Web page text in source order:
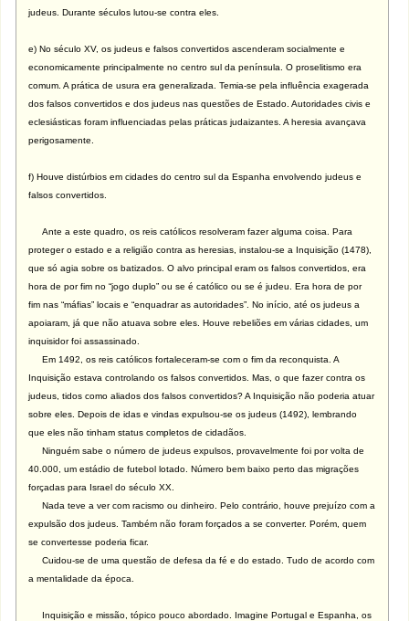
judeus. Durante séculos lutou-se contra eles.
e) No século XV, os judeus e falsos convertidos ascenderam socialmente e
economicamente principalmente no centro sul da península. O proselitismo era
comum. A prática de usura era generalizada. Temia-se pela influência exagerada
dos falsos convertidos e dos judeus nas questões de Estado. Autoridades civis e
eclesiásticas foram influenciadas pelas práticas judaizantes. A heresia avançava
perigosamente.
f) Houve distúrbios em cidades do centro sul da Espanha envolvendo judeus e
falsos convertidos.
Ante a este quadro, os reis católicos resolveram fazer alguma coisa. Para
proteger o estado e a religião contra as heresias, instalou-se a Inquisição (1478),
que só agia sobre os batizados. O alvo principal eram os falsos convertidos, era
hora de por fim no “jogo duplo” ou se é católico ou se é judeu. Era hora de por
fim nas “máfias” locais e “enquadrar as autoridades”. No início, até os judeus a
apoiaram, já que não atuava sobre eles. Houve rebeliões em várias cidades, um
inquisidor foi assassinado.
Em 1492, os reis católicos fortaleceram-se com o fim da reconquista. A
Inquisição estava controlando os falsos convertidos. Mas, o que fazer contra os
judeus, tidos como aliados dos falsos convertidos? A Inquisição não poderia atuar
sobre eles. Depois de idas e vindas expulsou-se os judeus (1492), lembrando
que eles não tinham status completos de cidadãos.
Ninguém sabe o número de judeus expulsos, provavelmente foi por volta de
40.000, um estádio de futebol lotado. Número bem baixo perto das migrações
forçadas para Israel do século XX.
Nada teve a ver com racismo ou dinheiro. Pelo contrário, houve prejuízo com a
expulsão dos judeus. Também não foram forçados a se converter. Porém, quem
se convertesse poderia ficar.
Cuidou-se de uma questão de defesa da fé e do estado. Tudo de acordo com
a mentalidade da época.
Inquisição e missão, tópico pouco abordado. Imagine Portugal e Espanha, os